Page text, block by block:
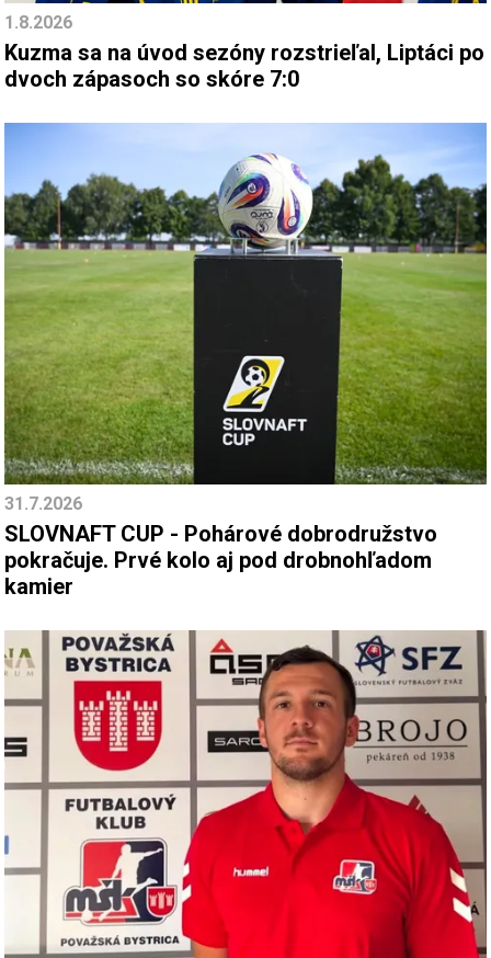
1.8.2026
Kuzma sa na úvod sezóny rozstrieľal, Liptáci po
dvoch zápasoch so skóre 7:0
31.7.2026
SLOVNAFT CUP - Pohárové dobrodružstvo
pokračuje. Prvé kolo aj pod drobnohľadom
kamier